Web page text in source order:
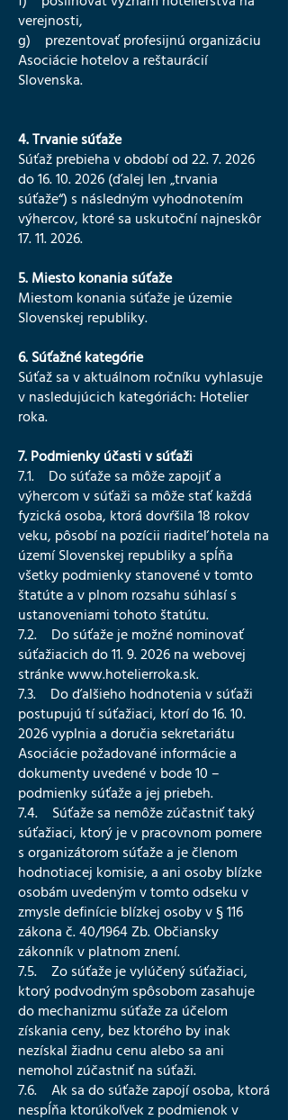
verejnosti,
g) prezentovať profesijnú organizáciu
Asociácie hotelov a reštaurácií
Slovenska.
4. Trvanie súťaže
Súťaž prebieha v období od 22. 7. 2026
do 16. 10. 2026 (ďalej len „trvania
súťaže“) s následným vyhodnotením
výhercov, ktoré sa uskutoční najneskôr
17. 11. 2026.
5. Miesto konania súťaže
Miestom konania súťaže je územie
Slovenskej republiky.
6. Súťažné kategórie
Súťaž sa v aktuálnom ročníku vyhlasuje
v nasledujúcich kategóriách: Hotelier
roka.
7. Podmienky účasti v súťaži
7.1. Do súťaže sa môže zapojiť a
výhercom v súťaži sa môže stať každá
fyzická osoba, ktorá dovŕšila 18 rokov
veku, pôsobí na pozícii riaditeľ hotela na
území Slovenskej republiky a spĺňa
všetky podmienky stanovené v tomto
štatúte a v plnom rozsahu súhlasí s
ustanoveniami tohoto štatútu.
7.2. Do súťaže je možné nominovať
súťažiacich do 11. 9. 2026 na webovej
stránke www.hotelierroka.sk.
7.3. Do ďalšieho hodnotenia v súťaži
postupujú tí súťažiaci, ktorí do 16. 10.
2026 vyplnia a doručia sekretariátu
Asociácie požadované informácie a
dokumenty uvedené v bode 10 –
podmienky súťaže a jej priebeh.
7.4. Súťaže sa nemôže zúčastniť taký
súťažiaci, ktorý je v pracovnom pomere
s organizátorom súťaže a je členom
hodnotiacej komisie, a ani osoby blízke
osobám uvedeným v tomto odseku v
zmysle definície blízkej osoby v § 116
zákona č. 40/1964 Zb. Občiansky
zákonník v platnom znení.
7.5. Zo súťaže je vylúčený súťažiaci,
ktorý podvodným spôsobom zasahuje
do mechanizmu súťaže za účelom
získania ceny, bez ktorého by inak
nezískal žiadnu cenu alebo sa ani
nemohol zúčastniť na súťaži.
7.6. Ak sa do súťaže zapojí osoba, ktorá
nespĺňa ktorúkoľvek z podmienok v